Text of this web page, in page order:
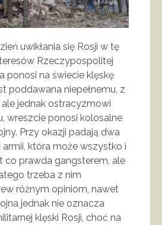
uwikłania się Rosji w tę
Rzeczypospolitej
ponosi na świecie klęskę
poddawana niepełnemu, z
jednak ostracyzmowi
wreszcie ponosi kolosalne
Przy okazji padają dwa
armii, która może wszystko i
co prawda gangsterem, ale
trzeba z nim
różnym opiniom, nawet
jednak nie oznacza
klęski Rosji, choć na